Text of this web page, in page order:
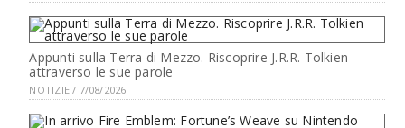
Appunti sulla Terra di Mezzo. Riscoprire J.R.R. Tolkien
attraverso le sue parole
NOTIZIE / 7/08/2026